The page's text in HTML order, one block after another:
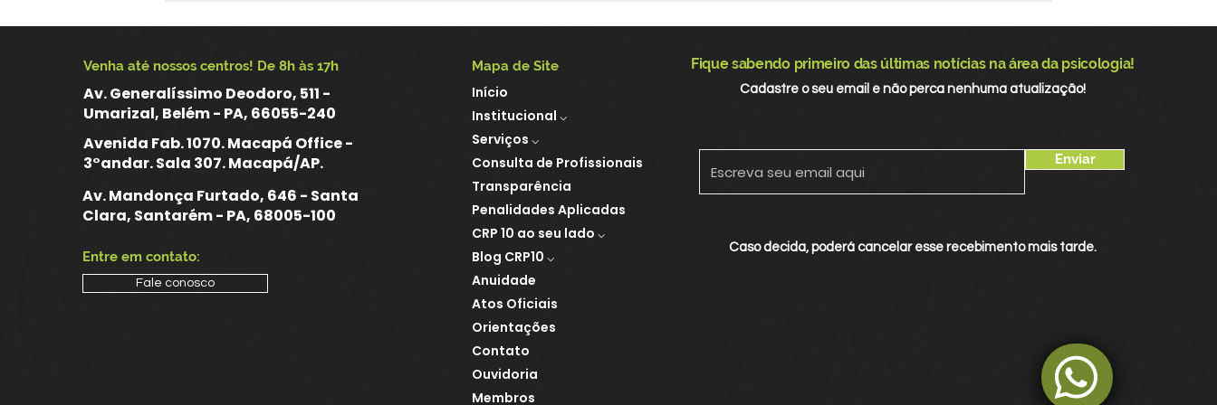
Estadual de Saúde do
Amapá no segmento dos
trabalhadores da saúde
de Saúde de Santarém e
fortalece atuação nos
espaços de controle
Venha até nossos centros! De 8h às 17h
Av. Generalíssimo Deodoro, 511 -
Umarizal, Belém - PA, 66055-240
Avenida Fab. 1070. Macapá Office -
3°andar. Sala 307. Macapá/AP.
Av. Mandonça Furtado, 646 - Santa
Clara, Santarém - PA, 68005-100
Entre em contato:
Fale conosco
Mapa de Site
Início
Institucional ⌵
Serviços ⌵
Consulta de Profissionais
Transparência
Penalidades Aplicadas
CRP 10 ao seu lado ⌵
Blog CRP10 ⌵
Anuidade
Atos Oficiais
Orientações
Contato
Ouvidoria
Membros
Fique sabendo primeiro das últimas notícias na área da psicologia!
Cadastre o seu email e não perca nenhuma atualização!
Enviar
Caso decida, poderá cancelar esse recebimento mais tarde.